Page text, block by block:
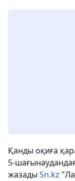
Қанды оқиға
5-
жазады Sn.kz